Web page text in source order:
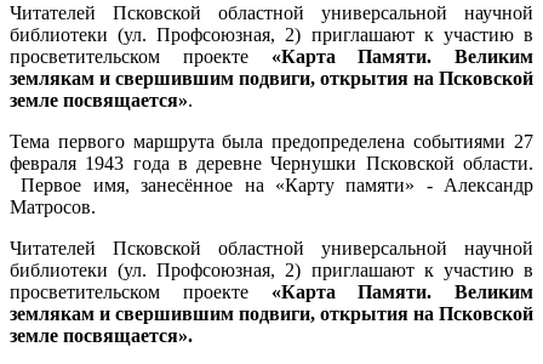
Читателей Псковской областной универсальной научной
библиотеки (ул. Профсоюзная, 2) приглашают к участию в
просветительском проекте «Карта Памяти. Великим
землякам и свершившим подвиги, открытия на Псковской
земле посвящается».
Тема первого маршрута была предопределена событиями 27
февраля 1943 года в деревне Чернушки Псковской области.
Первое имя, занесённое на «Карту памяти» - Александр
Матросов.
Читателей Псковской областной универсальной научной
библиотеки (ул. Профсоюзная, 2) приглашают к участию в
просветительском проекте «Карта Памяти. Великим
землякам и свершившим подвиги, открытия на Псковской
земле посвящается».